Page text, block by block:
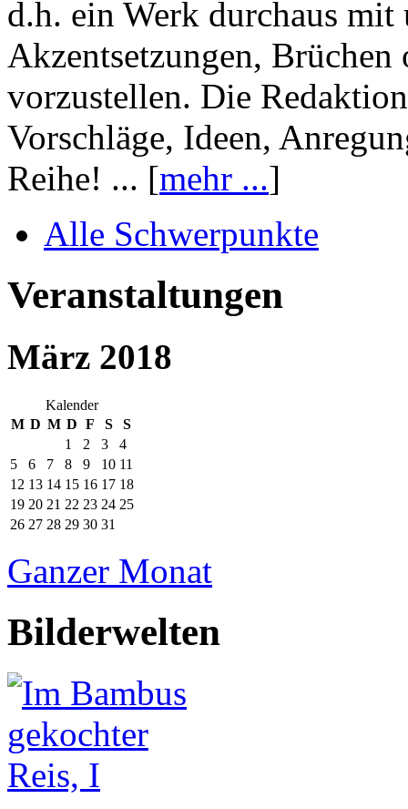
d.h. ein Werk durchaus mit
Akzentsetzungen, Brüchen
vorzustellen. Die
Vorschläge, Ideen,
Reihe! ... [mehr ...]
Alle Schwerpunkte
Veranstaltungen
März 2018
Kalender
M D M D F S
S
1
2 3
4
5
6 7 8 9 10 11
12 13 14 15 16 17 18
19 20 21 22 23 24 25
26 27 28 29 30 31
Ganzer Monat
Bilderwelten